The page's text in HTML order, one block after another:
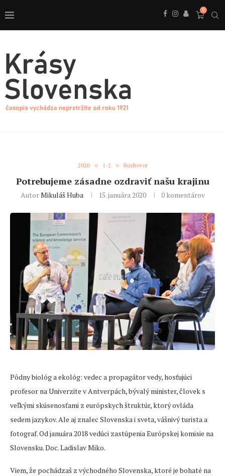
0
2020 1-2 Rozhovor
Potrebujeme zásadne ozdraviť našu krajinu
AutorMikuláš Huba 15. januára 2020 0 komentárov
Pôdny biológ a ekológ: vedec a propagátor vedy, hosťujúci
profesor na Univerzite v Antverpách, bývalý minister, človek s
veľkými skúsenosťami z európskych štruktúr, ktorý ovláda
sedem jazykov. Ale aj znalec Slovenska i sveta, vášnivý turista a
fotograf. Od januára 2018 vedúci zastúpenia Európskej komisie na
Slovensku. Doc. Ladislav Miko.
Viem, že pochádzaš z východného Slovenska, ktoré je bohaté na